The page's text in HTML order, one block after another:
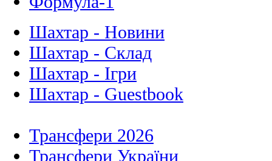
Шахтар - Новини
Шахтар - Склад
Шахтар - Ігри
Шахтар - Guestbook
Трансфери 2026
Трансфери України